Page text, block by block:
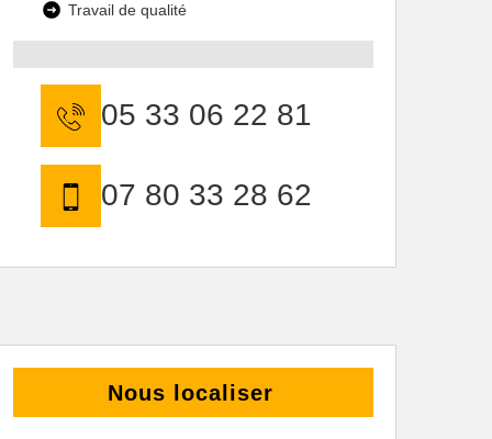
Travail de qualité
05 33 06 22 81
07 80 33 28 62
Nous localiser